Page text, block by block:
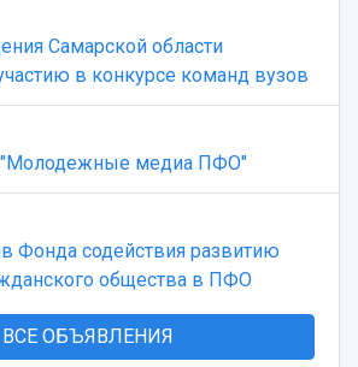
Самарской области
в конкурсе команд вузов
"Молодежные медиа ПФО"
Фонда содействия развитию
общества в ПФО
ВСЕ ОБЪЯВЛЕНИЯ